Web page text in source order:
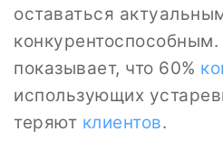
оставаться
конкурентоспособным.
показывает, что 60%
использующих
теряют клиентов.